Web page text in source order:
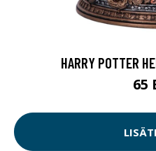
HARRY POTTER
65